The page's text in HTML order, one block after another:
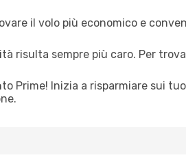
il volo più economico e
risulta sempre più caro. Per
Prime! Inizia a risparmiare sui